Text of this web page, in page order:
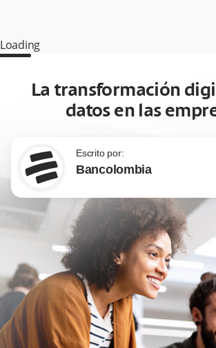
Loading
La transformación
datos en las
Escrito por:
Bancolombia